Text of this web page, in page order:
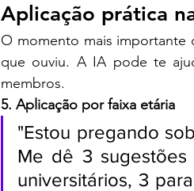
Aplicação prática
O momento mais importante
que ouviu. A IA pode te
membros.
5. Aplicação por faixa etária
"Estou pregando
Me dê 3
universitários, 3